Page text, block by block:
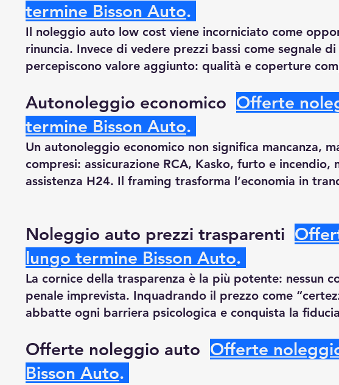
termine Bisson Auto.
Il noleggio auto low cost viene incorniciato come
rinuncia. Invece di vedere prezzi bassi come segnale
percepiscono valore aggiunto: qualità e coperture
Autonoleggio economico Offerte
termine Bisson Auto.
Un autonoleggio economico non significa mancanza,
compresi: assicurazione RCA, Kasko, furto e incendio,
assistenza H24. Il framing trasforma l’economia in
Noleggio auto prezzi trasparenti
lungo termine Bisson Auto.
La cornice della trasparenza è la più potente: nessun
penale imprevista. Inquadrando il prezzo come
abbatte ogni barriera psicologica e conquista la
Offerte noleggio auto Offerte
Bisson Auto.